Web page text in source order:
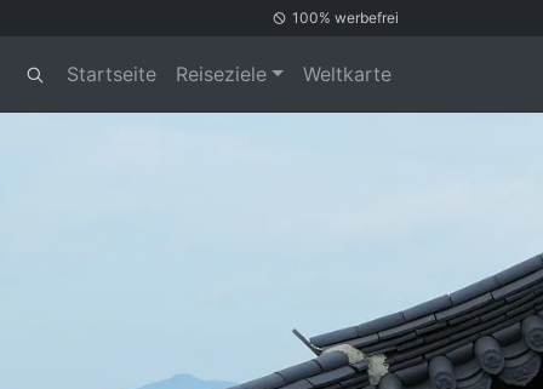
100% werbefrei
Startseite Reiseziele Weltkarte